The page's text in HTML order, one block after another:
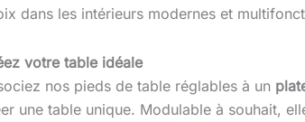
dans les intérieurs modernes et
votre table idéale
nos pieds de table réglables à un
une table unique. Modulable à souhait,